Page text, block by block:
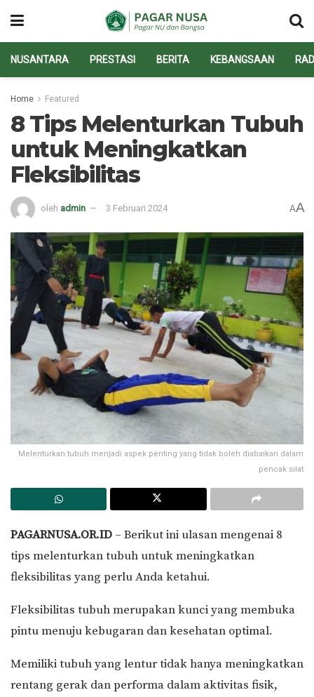
NUSANTARA PRESTASI BERITA KEBANGSAAN
Home Featured
8 Tips Melenturkan Tubuh
untuk Meningkatkan
Fleksibilitas
oleh admin 3 Februari 2024 AA
Melenturkan tubuh menjadi aspek penting yang tidak boleh diabaikan dalam
pencak silat
PAGARNUSA.OR.ID – Berikut ini ulasan mengenai 8
tips melenturkan tubuh untuk meningkatkan
fleksibilitas yang perlu Anda ketahui.
Fleksibilitas tubuh merupakan kunci yang membuka
pintu menuju kebugaran dan kesehatan optimal.
Memiliki tubuh yang lentur tidak hanya meningkatkan
rentang gerak dan performa dalam aktivitas fisik,